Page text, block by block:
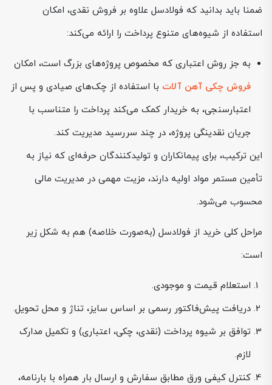
ضمنا باید بدانید که فولادسل علاوه بر فروش نقدی، امکان
استفاده از شیوه‌های متنوع پرداخت را ارائه می‌کند:
به جز روش اعتباری که مخصوص پروژه‌های بزرگ است، امکان
فروش چکی آهن آلات با استفاده از چک‌های صیادی و پس از
اعتبارسنجی، به خریدار کمک می‌کند پرداخت را متناسب با
جریان نقدینگی پروژه، در چند سررسید مدیریت کند.
این ترکیب، برای پیمانکاران و تولیدکنندگان حرفه‌ای که نیاز به
تأمین مستمر مواد اولیه دارند، مزیت مهمی در مدیریت مالی
محسوب می‌شود.
مراحل کلی خرید از فولادسل (به‌صورت خلاصه) هم به شکل زیر
است:
استعلام قیمت و موجودی.
دریافت پیش‌فاکتور رسمی بر اساس سایز، تناژ و محل تحویل.
توافق بر شیوه پرداخت (نقدی، چکی، اعتباری) و تکمیل مدارک
لازم.
کنترل کیفی ورق مطابق سفارش و ارسال بار همراه با بارنامه،